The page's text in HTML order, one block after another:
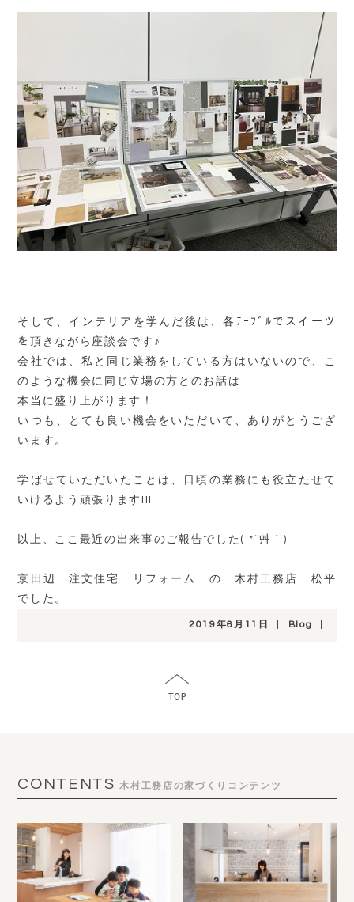
そして、インテリアを学んだ後は、各ﾃｰﾌﾞﾙでスイーツ
を頂きながら座談会です♪
会社では、私と同じ業務をしている方はいないので、こ
のような機会に同じ立場の方とのお話は
本当に盛り上がります！
いつも、とても良い機会をいただいて、ありがとうござ
います。
学ばせていただいたことは、日頃の業務にも役立たせて
いけるよう頑張ります!!!
以上、ここ最近の出来事のご報告でした( *´艸｀)
京田辺 注文住宅 リフォーム の 木村工務店 松平
でした。
2019年6月11日 Blog
CONTENTS 木村工務店の家づくりコンテンツ